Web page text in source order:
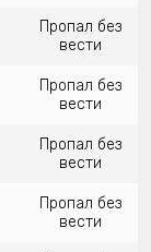
Пропал без
вести
Пропал без
вести
Пропал без
вести
Пропал без
вести